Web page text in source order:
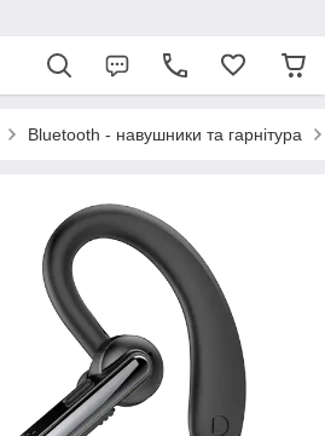
Bluetooth - навушники та гарнітура